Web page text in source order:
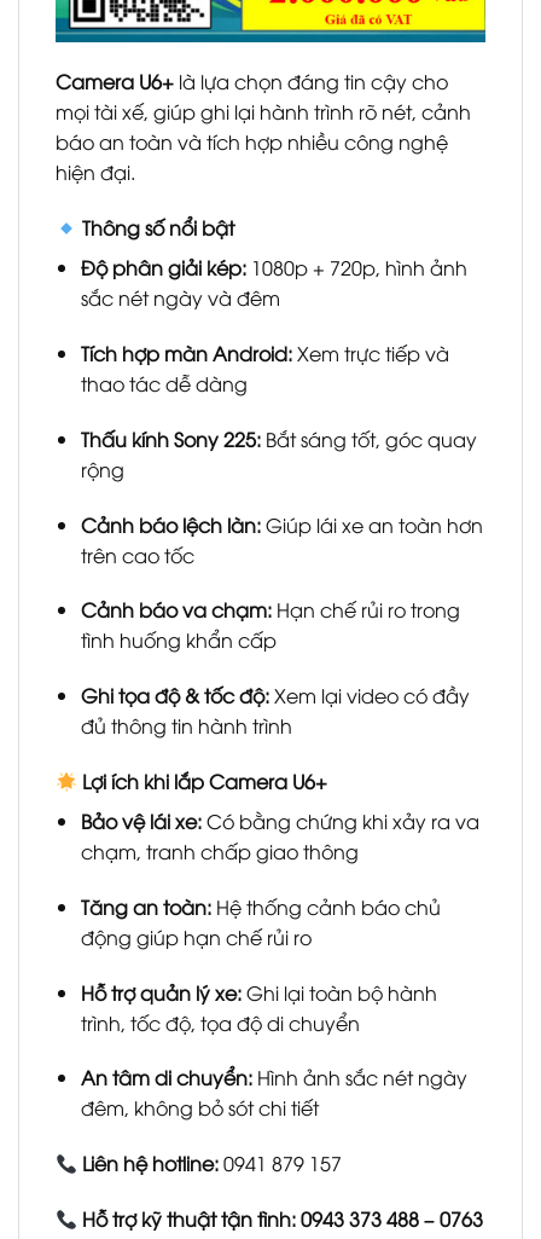
Camera U6+ là lựa chọn đáng tin cậy cho
mọi tài xế, giúp ghi lại hành trình rõ nét, cảnh
báo an toàn và tích hợp nhiều công nghệ
hiện đại.
Thông số nổi bật
Độ phân giải kép:1080p + 720p, hình ảnh
sắc nét ngày và đêm
Tích hợp màn Android:Xem trực tiếp và
thao tác dễ dàng
Thấu kính Sony 225:Bắt sáng tốt, góc quay
rộng
Cảnh báo lệch làn:Giúp lái xe an toàn hơn
trên cao tốc
Cảnh báo va chạm:Hạn chế rủi ro trong
tình huống khẩn cấp
Ghi tọa độ & tốc độ:Xem lại video có đầy
đủ thông tin hành trình
Lợi ích khi lắp Camera U6+
Bảo vệ lái xe:Có bằng chứng khi xảy ra va
chạm, tranh chấp giao thông
Tăng an toàn:Hệ thống cảnh báo chủ
động giúp hạn chế rủi ro
Hỗ trợ quản lý xe:Ghi lại toàn bộ hành
trình, tốc độ, tọa độ di chuyển
An tâm di chuyển:Hình ảnh sắc nét ngày
đêm, không bỏ sót chi tiết
Liên hệ hotline:0941 879 157
Hỗ trợ kỹ thuật tận tình: 0943 373 488 – 0763